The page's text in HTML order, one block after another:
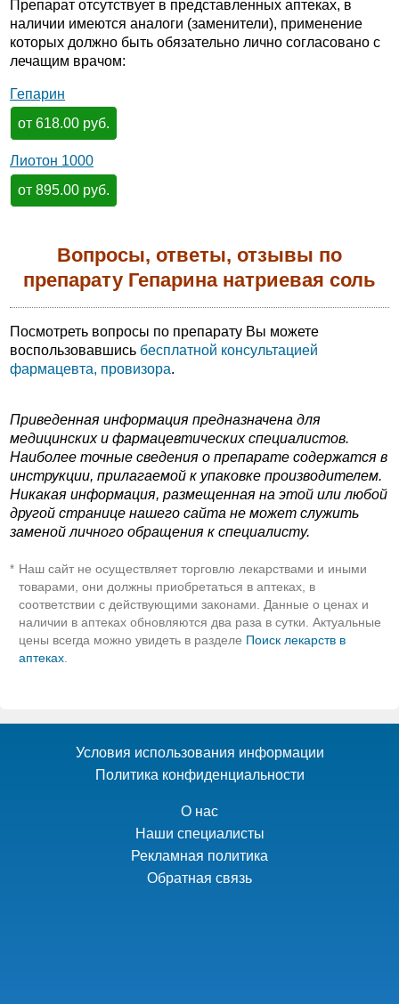
Препарат отсутствует в представленных аптеках, в
наличии имеются аналоги (заменители), применение
которых должно быть обязательно лично согласовано с
лечащим врачом:
Гепарин
от 618.00 руб.
Лиотон 1000
от 895.00 руб.
Вопросы, ответы, отзывы по
препарату Гепарина натриевая соль
Посмотреть вопросы по препарату Вы можете
воспользовавшись бесплатной консультацией
фармацевта, провизора.
Приведенная информация предназначена для
медицинских и фармацевтических специалистов.
Наиболее точные сведения о препарате содержатся в
инструкции, прилагаемой к упаковке производителем.
Никакая информация, размещенная на этой или любой
другой странице нашего сайта не может служить
заменой личного обращения к специалисту.
* Наш сайт не осуществляет торговлю лекарствами и иными
товарами, они должны приобретаться в аптеках, в
соответствии с действующими законами. Данные о ценах и
наличии в аптеках обновляются два раза в сутки. Актуальные
цены всегда можно увидеть в разделе Поиск лекарств в
аптеках
Условия использования информации
Политика конфиденциальности
О нас
Наши специалисты
Рекламная политика
Обратная связь